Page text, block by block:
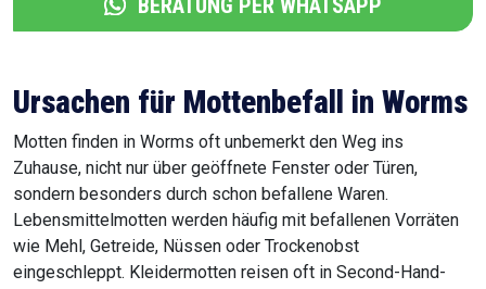
BERATUNG PER WHATSAPP
Ursachen für Mottenbefall in Worms
Motten finden in Worms oft unbemerkt den Weg ins
Zuhause, nicht nur über geöffnete Fenster oder Türen,
sondern besonders durch schon befallene Waren.
Lebensmittelmotten werden häufig mit befallenen Vorräten
wie Mehl, Getreide, Nüssen oder Trockenobst
eingeschleppt. Kleidermotten reisen oft in Second-Hand-